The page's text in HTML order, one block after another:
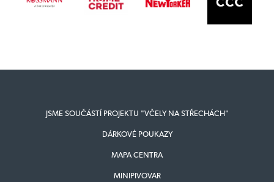
JSME SOUČÁSTÍ PROJEKTU "VČELY NA STŘECHÁCH"
DÁRKOVÉ POUKAZY
MAPA CENTRA
MINIPIVOVAR